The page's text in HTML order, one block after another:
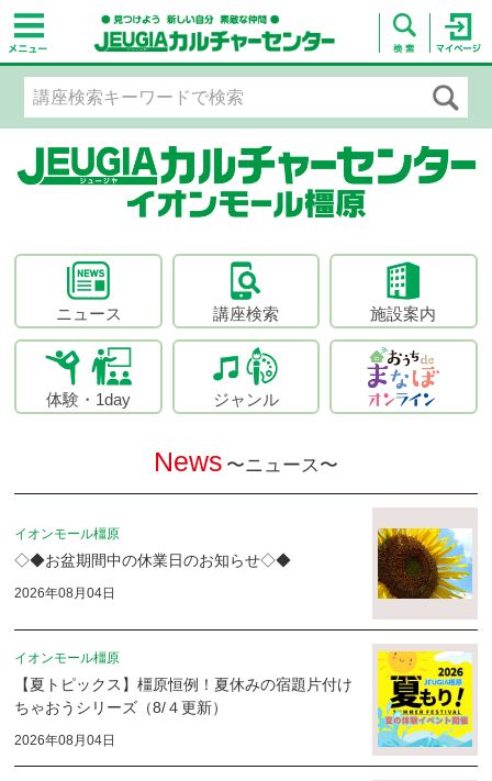
ニュース 講座検索 施設案内
体験・1day ジャンル
News 〜ニュース〜
イオンモール橿原
◇◆お盆期間中の休業日のお知らせ◇◆
2026年08月04日
イオンモール橿原
【夏トピックス】橿原恒例！夏休みの宿題片付け
ちゃおうシリーズ（8/４更新）
2026年08月04日